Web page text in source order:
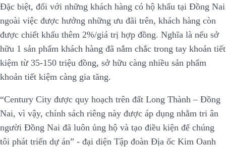
Đặc biệt, đối với những khách hàng có hộ khẩu tại Đồng Nai
ngoài việc được hưởng những ưu đãi trên, khách hàng còn
được chiết khấu thêm 2%/giá trị hợp đồng. Nghĩa là nếu sở
hữu 1 sản phẩm khách hàng đã nắm chắc trong tay khoản tiết
kiệm từ 35-150 triệu đồng, sở hữu càng nhiều sản phẩm
khoản tiết kiệm càng gia tăng.
“Century City được quy hoạch trên đất Long Thành – Đồng
Nai, vì vậy, chính sách riêng này được áp dụng nhằm tri ân
người Đồng Nai đã luôn ủng hộ và tạo điều kiện để chúng
tôi phát triển dự án” - đại diện Tập đoàn Địa ốc Kim Oanh